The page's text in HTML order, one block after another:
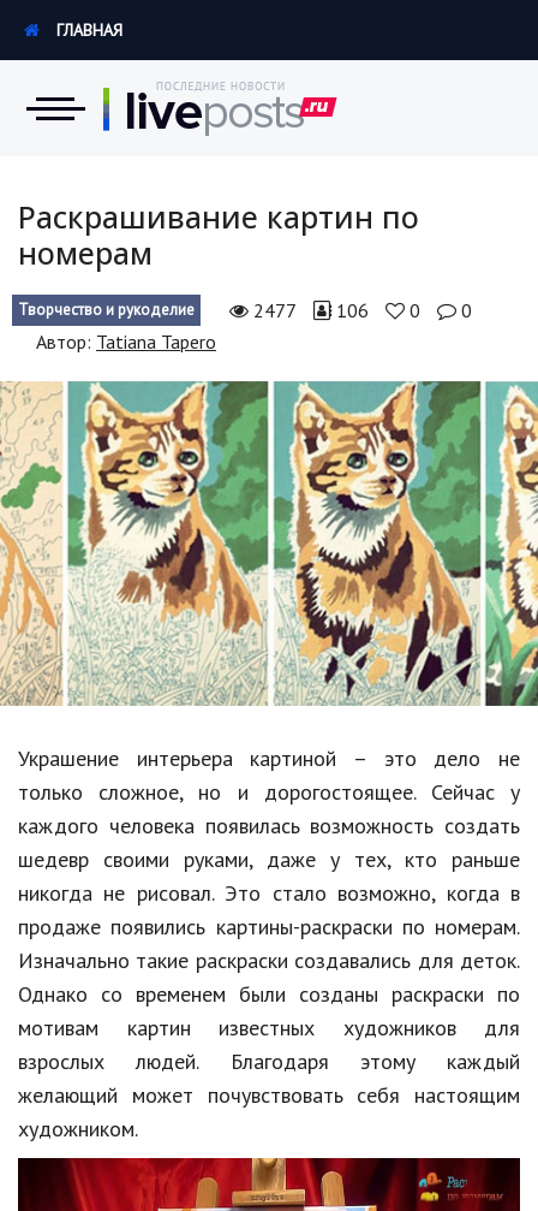
Экономика
Происшествия
Россия
Наука и техника
Политика
Образование
В мире
Культура
Авто, мото
Спорт
Знаменитости
Статьи
Обзоры
Рецепты
Красота и здоровье
Hi-Tech. Интернет
Авто, мото
Дом и сад
ГЛАВНАЯ
Раскрашивание картин по
номерам
Творчество и рукоделие 2477 106 0
0
Автор: Tatiana Tapero
Украшение интерьера картиной – это дело не
только сложное, но и дорогостоящее. Сейчас у
каждого человека появилась возможность создать
шедевр своими руками, даже у тех, кто раньше
никогда не рисовал. Это стало возможно, когда в
продаже появились картины-раскраски по номерам.
Изначально такие раскраски создавались для деток.
Однако со временем были созданы раскраски по
мотивам картин известных художников для
взрослых людей. Благодаря этому каждый
желающий может почувствовать себя настоящим
художником.